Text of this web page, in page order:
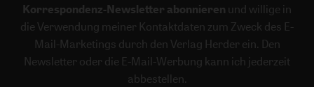
Korrespondenz-Newsletter abonnieren und willige in
die Verwendung meiner Kontaktdaten zum Zweck des E-
Mail-Marketings durch den Verlag Herder ein. Den
Newsletter oder die E-Mail-Werbung kann ich jederzeit
abbestellen.